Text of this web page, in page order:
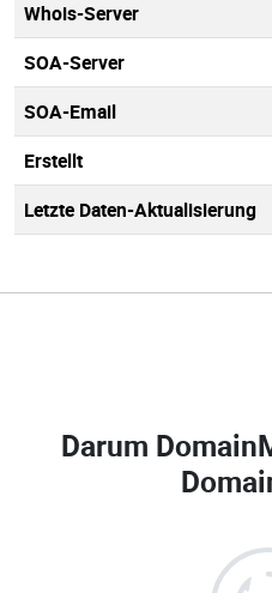
Whois-Server
SOA-Server
SOA-Email
Erstellt
Letzte Daten-Aktualisierung
Darum